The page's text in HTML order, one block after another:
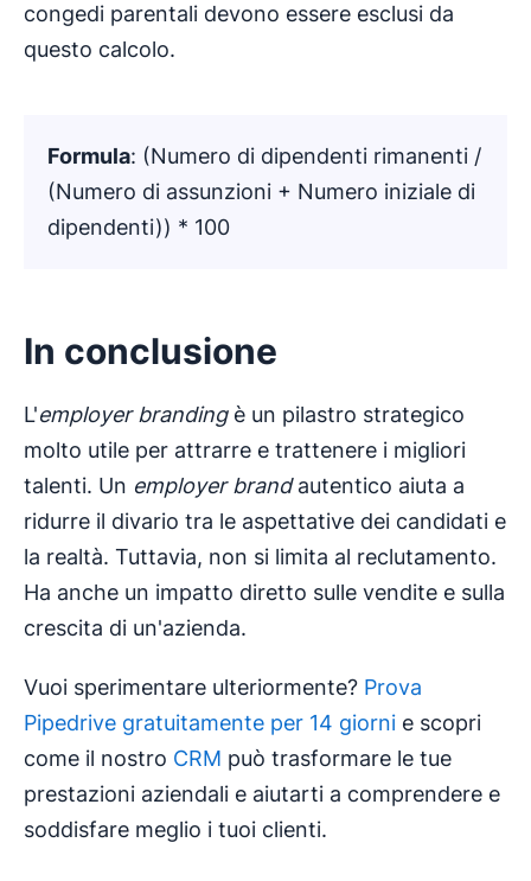
congedi parentali devono essere esclusi da
questo calcolo.
Formula: (Numero di dipendenti rimanenti /
(Numero di assunzioni + Numero iniziale di
dipendenti)) * 100
In conclusione
L'employer brandingè un pilastro strategico
molto utile per attrarre e trattenere i migliori
talenti. Un employer brandautentico aiuta a
ridurre il divario tra le aspettative dei candidati e
la realtà. Tuttavia, non si limita al reclutamento.
Ha anche un impatto diretto sulle vendite e sulla
crescita di un'azienda.
Vuoi sperimentare ulteriormente? Prova
Pipedrive gratuitamente per 14 giorni e scopri
come il nostro CRM può trasformare le tue
prestazioni aziendali e aiutarti a comprendere e
soddisfare meglio i tuoi clienti.